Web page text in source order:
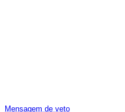
Mensagem de veto